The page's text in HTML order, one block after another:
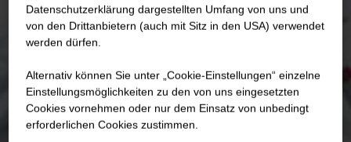
Datenschutzerklärung dargestellten Umfang von uns und
von den Drittanbietern (auch mit Sitz in den USA) verwendet
werden dürfen.
Alternativ können Sie unter „Cookie-Einstellungen“ einzelne
Einstellungsmöglichkeiten zu den von uns eingesetzten
Cookies vornehmen oder nur dem Einsatz von unbedingt
erforderlichen Cookies zustimmen.